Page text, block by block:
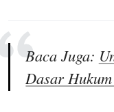
Baca Juga:
Dasar